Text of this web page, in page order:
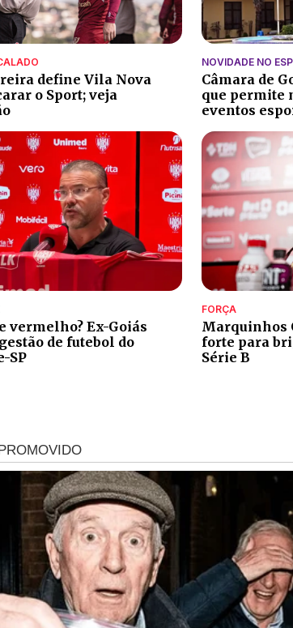
define Vila Nova
o Sport; veja
NOVIDADE NO
Câmara de
que permite
eventos
vermelho? Ex-Goiás
de futebol do
SP
FORÇA
Marquinhos
forte para
Série B